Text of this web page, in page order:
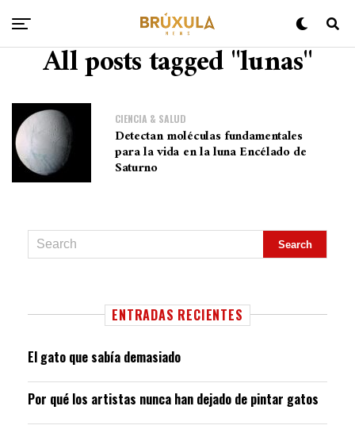
All posts tagged "lunas"
CIENCIA & SALUD
Detectan moléculas fundamentales
para la vida en la luna Encélado de
Saturno
ENTRADAS RECIENTES
El gato que sabía demasiado
Por qué los artistas nunca han dejado de pintar gatos